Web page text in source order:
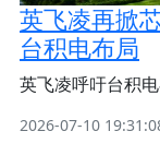
英飞凌再掀
台积电布局
英飞凌呼吁台积
2026-07-10